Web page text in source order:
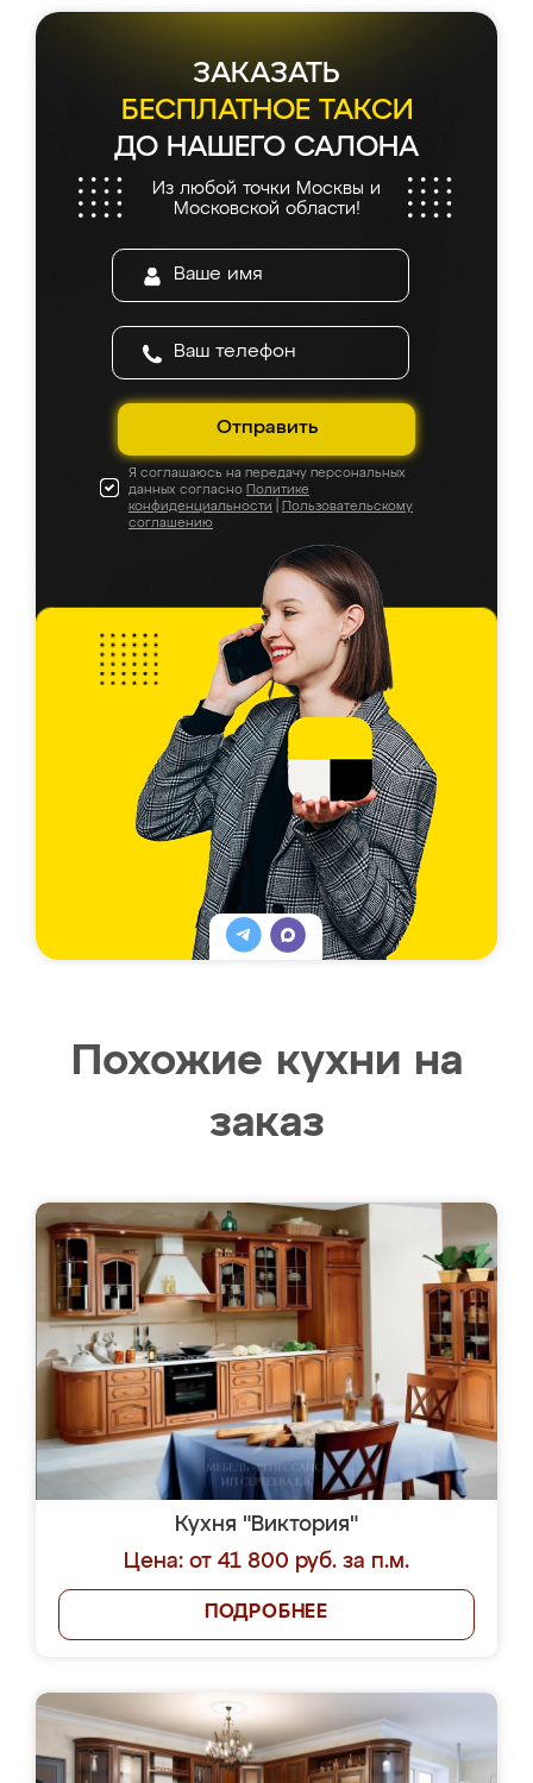
ЗАКАЗАТЬ
БЕСПЛАТНОЕ ТАКСИ
ДО НАШЕГО САЛОНА
Из любой точки Москвы и
Московской области!
Отправить
Я соглашаюсь на передачу персональных
данных согласно Политике
конфиденциальности
Пользовательскому
соглашению
Похожие кухни на
заказ
Кухня "Виктория"
Цена: от 41 800 руб. за п.м.
ПОДРОБНЕЕ